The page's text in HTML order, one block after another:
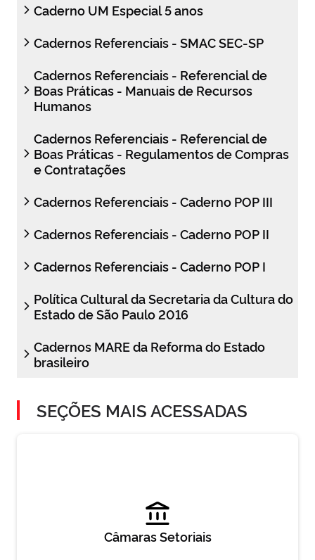
Caderno UM Especial 5 anos
Cadernos Referenciais - SMAC SEC-SP
Cadernos Referenciais - Referencial de
Boas Práticas - Manuais de Recursos
Humanos
Cadernos Referenciais - Referencial de
Boas Práticas - Regulamentos de Compras
e Contratações
Cadernos Referenciais - Caderno POP III
Cadernos Referenciais - Caderno POP II
Cadernos Referenciais - Caderno POP I
Política Cultural da Secretaria da Cultura do
Estado de São Paulo 2016
Cadernos MARE da Reforma do Estado
brasileiro
SEÇÕES MAIS ACESSADAS
Câmaras Setoriais